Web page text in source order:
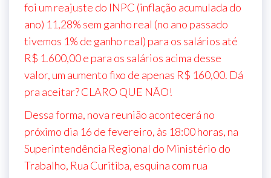
foi um reajuste do INPC (inflação acumulada do
ano) 11,28% sem ganho real (no ano passado
tivemos 1% de ganho real) para os salários até
R$ 1.600,00 e para os salários acima desse
valor, um aumento fixo de apenas R$ 160,00. Dá
pra aceitar? CLARO QUE NÃO!
Dessa forma, nova reunião acontecerá no
próximo dia 16 de fevereiro, às 18:00 horas, na
Superintendência Regional do Ministério do
Trabalho, Rua Curitiba, esquina com rua